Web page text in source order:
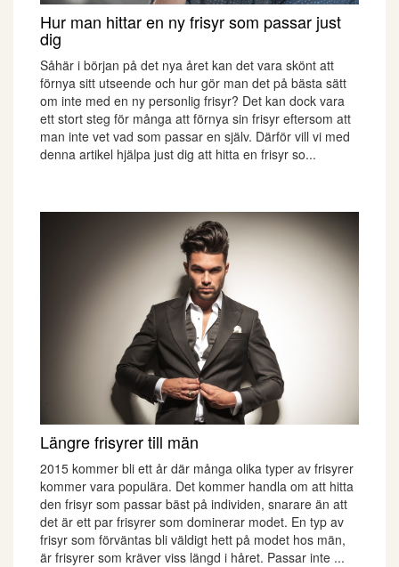
Hur man hittar en ny frisyr som passar just
dig
Såhär i början på det nya året kan det vara skönt att
förnya sitt utseende och hur gör man det på bästa sätt
om inte med en ny personlig frisyr? Det kan dock vara
ett stort steg för många att förnya sin frisyr eftersom att
man inte vet vad som passar en själv. Därför vill vi med
denna artikel hjälpa just dig att hitta en frisyr so...
Längre frisyrer till män
2015 kommer bli ett år där många olika typer av frisyrer
kommer vara populära. Det kommer handla om att hitta
den frisyr som passar bäst på individen, snarare än att
det är ett par frisyrer som dominerar modet. En typ av
frisyr som förväntas bli väldigt hett på modet hos män,
är frisyrer som kräver viss längd i håret. Passar inte ...